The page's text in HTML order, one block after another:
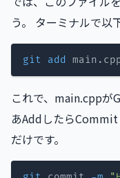
う。 ターミナルで以
git add
これで、main.cppが
あAddしたら
だけです。